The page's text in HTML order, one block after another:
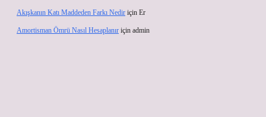
Akışkanın Katı Maddeden Farkı Nedir için Er
Amortisman Ömrü Nasıl Hesaplanır için admin